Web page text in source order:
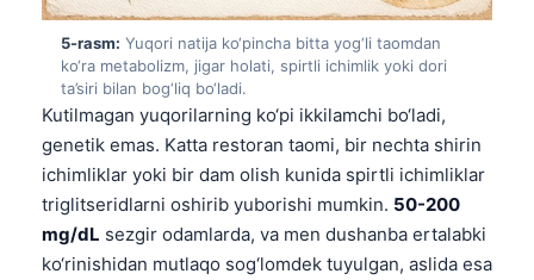
5-rasm: Yuqori natija ko‘pincha bitta yog‘li taomdan
ko‘ra metabolizm, jigar holati, spirtli ichimlik yoki dori
ta’siri bilan bog‘liq bo‘ladi.
Kutilmagan yuqorilarning ko‘pi ikkilamchi bo‘ladi,
genetik emas. Katta restoran taomi, bir nechta shirin
ichimliklar yoki bir dam olish kunida spirtli ichimliklar
triglitseridlarni oshirib yuborishi mumkin. 50-200
mg/dL sezgir odamlarda, va men dushanba ertalabki
ko‘rinishidan mutlaqo sog‘lomdek tuyulgan, aslida esa
ไทย
ភាសាខ្មែរ
Kiswahili
አማርኛ
Українська